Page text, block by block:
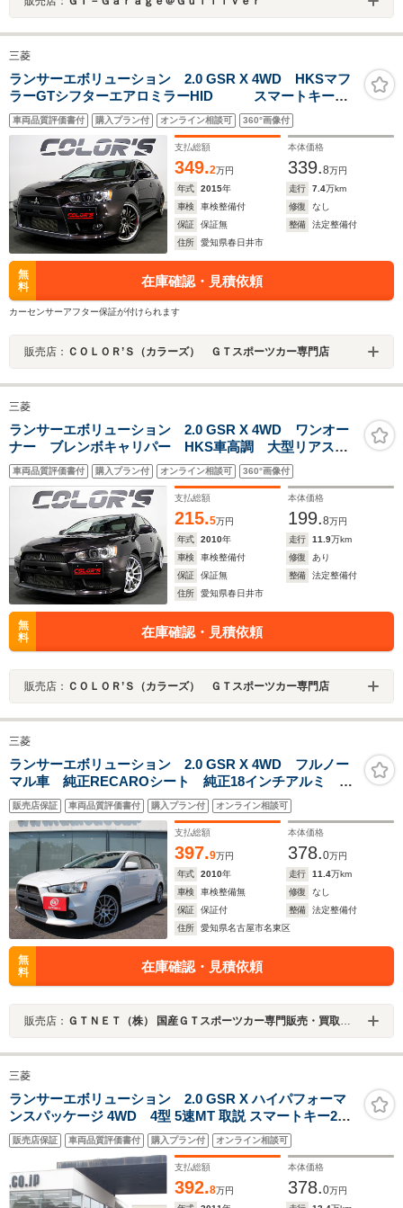
三菱
ランサーエボリューション 2.0 GSR X 4WD HKSマフ
ラーGTシフターエアロミラーHID スマートキー
ツインクラッチSST搭載 後期モデル 大型リアスポイ
ラー ブレンボキャリパー
車両品質評価書付 購入プラン付 オンライン相談可 360°画像付
支払総額
349.2万円
本体価格
339.8万円
年式
2015年 走行 7.4万km
車検
車検整備付 修復
なし
保証
保証無 整備
法定整備付
住所
愛知県春日井市
無
料
在庫確認・見積依頼
カーセンサーアフター保証が付けられます
販売店： ＣＯＬＯＲ’Ｓ（カラーズ） ＧＴスポーツカー専門店
三菱
ランサーエボリューション 2.0 GSR X 4WD ワンオー
ナー ブレンボキャリパー HKS車高調 大型リアスポ
イラー SSTツインクラッチ
車両品質評価書付 購入プラン付 オンライン相談可 360°画像付
支払総額
215.5万円
本体価格
199.8万円
年式
2010年 走行 11.9万km
車検
車検整備付 修復
あり
保証
保証無 整備
法定整備付
住所
愛知県春日井市
無
料
在庫確認・見積依頼
販売店： ＣＯＬＯＲ’Ｓ（カラーズ） ＧＴスポーツカー専門店
三菱
ランサーエボリューション 2.0 GSR X 4WD フルノー
マル車 純正RECAROシート 純正18インチアルミ ブ
レンボキャリパー カロッツェリアナビ フルセグ
ETC 大型リアスポ HIDライト キーレス
販売店保証 車両品質評価書付 購入プラン付 オンライン相談可
支払総額
397.9万円
本体価格
378.0万円
年式
2010年 走行 11.4万km
車検
車検整備無 修復
なし
保証
保証付 整備
法定整備付
住所
愛知県名古屋市名東区
無
料
在庫確認・見積依頼
販売店： ＧＴＮＥＴ（株） 国産ＧＴスポーツカー専門販売・買取専門店 ＧＴＮＥＴ 名古屋
三菱
ランサーエボリューション 2.0 GSR X ハイパフォーマ
ンスパッケージ 4WD 4型 5速MT 取説 スマートキー2個
純正ナビ
販売店保証 車両品質評価書付 購入プラン付 オンライン相談可
支払総額
392.8万円
本体価格
378.0万円